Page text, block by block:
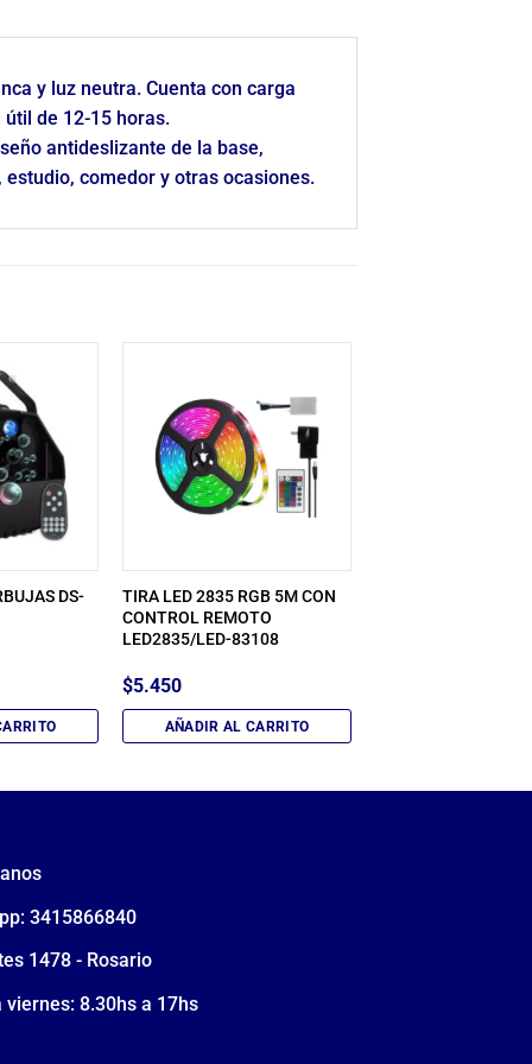
y luz neutra. Cuenta con carga
de 12-15 horas.
antideslizante de la base,
comedor y otras ocasiones.
DS-
TIRA LED 2835 RGB 5M CON
CONTROL REMOTO
LED2835/LED-83108
$5.450
AÑADIR AL CARRITO
3415866840
1478 - Rosario
viernes: 8.30hs a 17hs